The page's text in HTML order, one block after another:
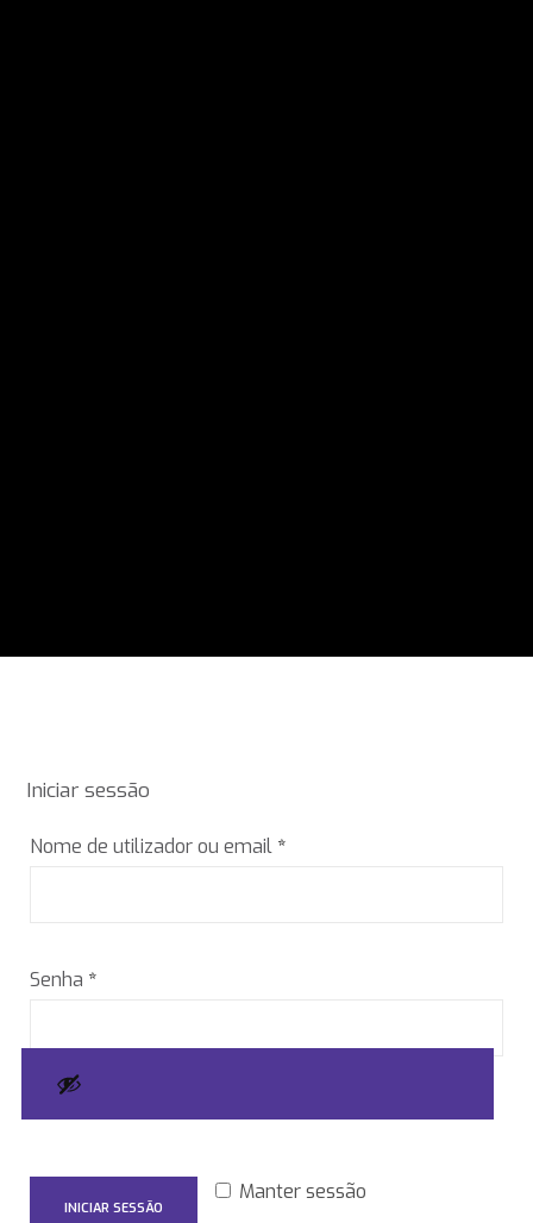
Iniciar sessão
Nome de utilizador ou email *Obrigatório
Senha *Obrigatório
Manter sessão
INICIAR SESSÃO